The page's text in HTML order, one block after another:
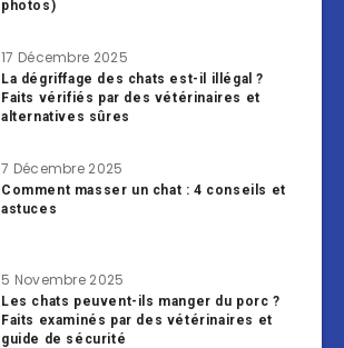
photos)
17 Décembre 2025
La dégriffage des chats est-il illégal ?
Faits vérifiés par des vétérinaires et
alternatives sûres
7 Décembre 2025
Comment masser un chat : 4 conseils et
astuces
5 Novembre 2025
Les chats peuvent-ils manger du porc ?
Faits examinés par des vétérinaires et
guide de sécurité